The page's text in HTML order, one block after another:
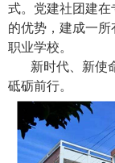
式。党建社团建
的优势，建成一
职业学校。
新时代、新使
砥砺前行。